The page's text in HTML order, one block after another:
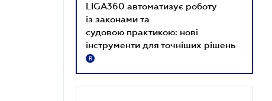
LIGA360 автоматизує роботу
із законами та
судовою практикою: нові
інструменти для точніших рішень
R